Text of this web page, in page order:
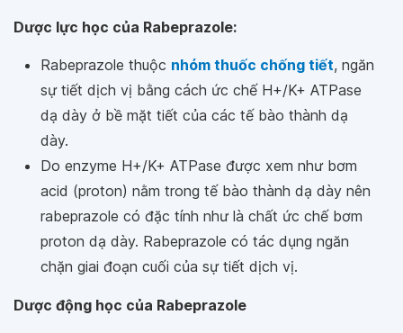
Dược lực học của Rabeprazole:
Rabeprazole thuộc nhóm thuốc chống tiết, ngăn
sự tiết dịch vị bằng cách ức chế H+/K+ ATPase
dạ dày ở bề mặt tiết của các tế bào thành dạ
dày.
Do enzyme H+/K+ ATPase được xem như bơm
acid (proton) nằm trong tế bào thành dạ dày nên
rabeprazole có đặc tính như là chất ức chế bơm
proton dạ dày. Rabeprazole có tác dụng ngăn
chặn giai đoạn cuối của sự tiết dịch vị.
Dược động học của Rabeprazole